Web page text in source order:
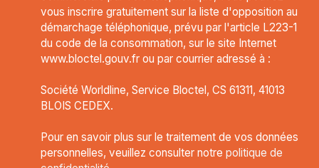
vous inscrire gratuitement sur la liste d'opposition au
démarchage téléphonique, prévu par l'article L223-1
du code de la consommation, sur le site Internet
www.bloctel.gouv.fr ou par courrier adressé à :
Société Worldline, Service Bloctel, CS 61311, 41013
BLOIS CEDEX.
Pour en savoir plus sur le traitement de vos données
personnelles, veuillez consulter notre politique de